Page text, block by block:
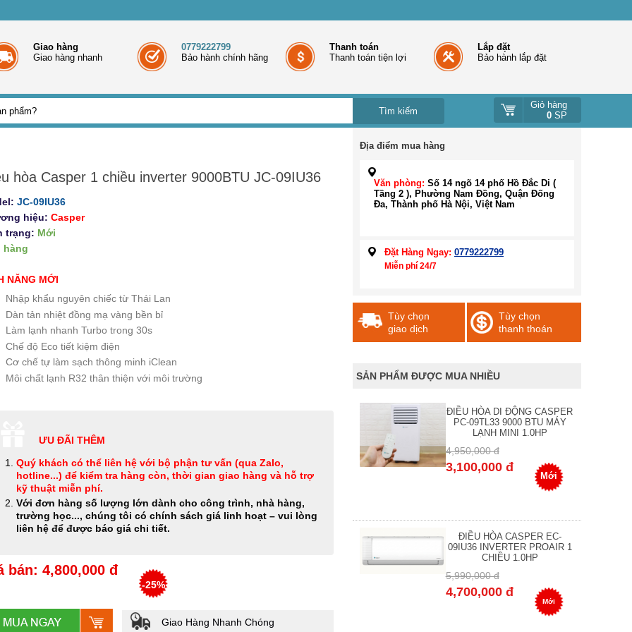
Giao hàng
Giao hàng nhanh
0779222799
Bảo hành chính hãng
Thanh toán
Thanh toán tiện lợi
Lắp đặt
Bảo hành lắp đặt
Giỏ hàng
0 SP
hòa Casper 1 chiều inverter 9000BTU JC-09IU36
JC-09IU36
hiệu: Casper
trạng: Mới
hàng
NĂNG MỚI
Nhập khẩu nguyên chiếc từ Thái Lan
Dàn tản nhiệt đồng mạ vàng bền bỉ
Làm lạnh nhanh Turbo trong 30s
Chế độ Eco tiết kiệm điện
Cơ chế tự làm sạch thông minh iClean
Môi chất lạnh R32 thân thiện với môi trường
ƯU ĐÃI THÊM
Quý khách có thể liên hệ với bộ phận tư vấn (qua Zalo,
hotline...) để kiểm tra hàng còn, thời gian giao hàng và hỗ trợ
kỹ thuật miễn phí.
Với đơn hàng số lượng lớn dành cho công trình, nhà hàng,
trường học..., chúng tôi có chính sách giá linh hoạt – vui lòng
liên hệ để được báo giá chi tiết.
bán: 4,800,000 đ
-25%
Giao Hàng Nhanh Chóng
Địa điểm mua hàng
Văn phòng: Số 14 ngõ 14 phố Hồ Đắc Di (
Tầng 2 ), Phường Nam Đồng, Quận Đống
Đa, Thành phố Hà Nội, Việt Nam
Đặt Hàng Ngay: 0779222799
Miễn phí 24/7
Tùy chọn
giao dịch
Tùy chọn
thanh thoán
SẢN PHẨM ĐƯỢC MUA NHIỀU
ĐIỀU HÒA DI ĐỘNG CASPER
PC-09TL33 9000 BTU MÁY
LẠNH MINI 1.0HP
4,950,000 đ
3,100,000 đ
Mới
ĐIỀU HÒA CASPER EC-
09IU36 INVERTER PROAIR 1
CHIỀU 1.0HP
5,990,000 đ
4,700,000 đ
Mới